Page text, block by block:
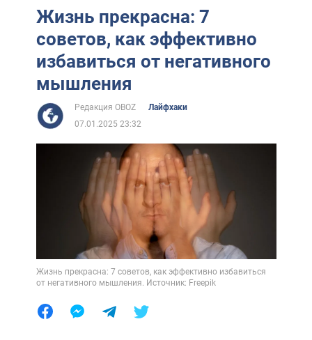
Жизнь прекрасна: 7
советов, как эффективно
избавиться от негативного
мышления
Редакция OBOZ
Лайфхаки
07.01.2025 23:32
Жизнь прекрасна: 7 советов, как эффективно избавиться
от негативного мышления. Источник: Freepik